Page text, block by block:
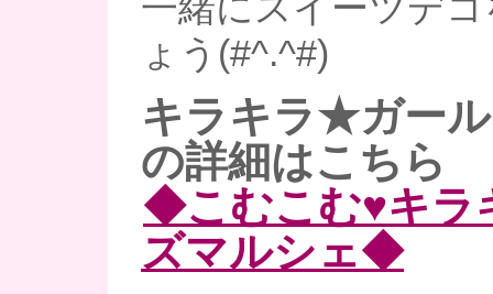
ょう(#^.^#)
キラキラ★ガー
の詳細はこちら
◆こむこむ♥キラ
ズマルシェ◆